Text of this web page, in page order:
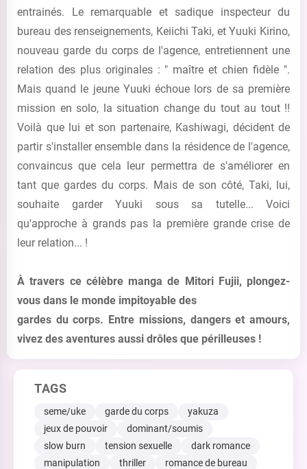
entrainés. Le remarquable et sadique inspecteur du
bureau des renseignements, Keiichi Taki, et Yuuki Kirino,
nouveau garde du corps de l'agence, entretiennent une
relation des plus originales : " maître et chien fidèle ".
Mais quand le jeune Yuuki échoue lors de sa première
mission en solo, la situation change du tout au tout !!
Voilà que lui et son partenaire, Kashiwagi, décident de
partir s'installer ensemble dans la résidence de l'agence,
convaincus que cela leur permettra de s'améliorer en
tant que gardes du corps. Mais de son côté, Taki, lui,
souhaite garder Yuuki sous sa tutelle... Voici
qu'approche à grands pas la première grande crise de
leur relation... !
À travers ce célèbre manga de Mitori Fujii, plongez-
vous dans le monde impitoyable des
gardes du corps. Entre missions, dangers et amours,
vivez des aventures aussi drôles que périlleuses !
TAGS
seme/uke garde du corps
yakuza
jeux de pouvoir
dominant/soumis
slow burn
tension sexuelle
dark romance
manipulation
thriller romance de bureau